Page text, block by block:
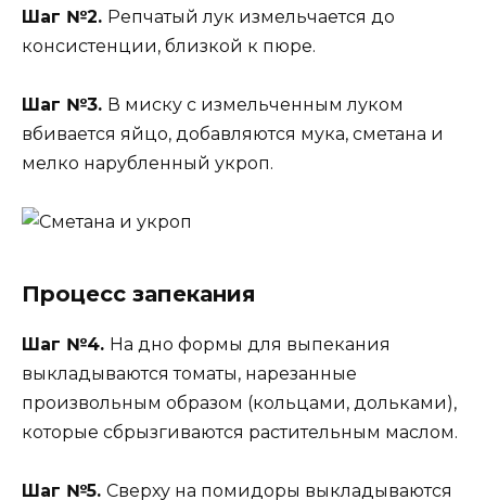
Шаг №2. Репчатый лук измельчается до
консистенции, близкой к пюре.
Шаг №3. В миску с измельченным луком
вбивается яйцо, добавляются мука, сметана и
мелко нарубленный укроп.
Процесс запекания
Шаг №4. На дно формы для выпекания
выкладываются томаты, нарезанные
произвольным образом (кольцами, дольками),
которые сбрызгиваются растительным маслом.
Шаг №5. Сверху на помидоры выкладываются